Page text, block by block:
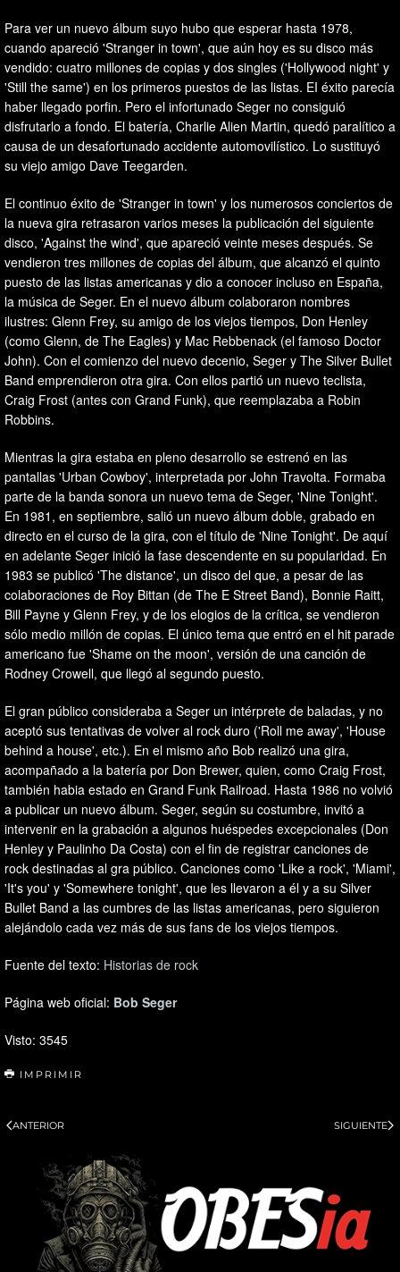
Para ver un nuevo álbum suyo hubo que esperar hasta 1978,
cuando apareció 'Stranger in town', que aún hoy es su disco más
vendido: cuatro millones de copias y dos singles ('Hollywood night' y
'Still the same') en los primeros puestos de las listas. EI éxito parecía
haber llegado porfin. Pero el infortunado Seger no consiguió
disfrutarlo a fondo. El batería, Charlie Alien Martin, quedó paralítico a
causa de un desafortunado accidente automovilístico. Lo sustituyó
su viejo amigo Dave Teegarden.
El continuo éxito de 'Stranger in town' y los numerosos conciertos de
la nueva gira retrasaron varios meses la publicación del siguiente
disco, 'Against the wind', que apareció veinte meses después. Se
vendieron tres millones de copias del álbum, que alcanzó el quinto
puesto de las listas americanas y dio a conocer incluso en España,
la música de Seger. En el nuevo álbum colaboraron nombres
ilustres: Glenn Frey, su amigo de los viejos tiempos, Don Henley
(como Glenn, de The Eagles) y Mac Rebbenack (el famoso Doctor
John). Con el comienzo del nuevo decenio, Seger y The Silver Bullet
Band emprendieron otra gira. Con ellos partió un nuevo teclista,
Craig Frost (antes con Grand Funk), que reemplazaba a Robin
Robbins.
Mientras la gira estaba en pleno desarrollo se estrenó en las
pantallas 'Urban Cowboy', interpretada por John Travolta. Formaba
parte de la banda sonora un nuevo tema de Seger, 'Nine Tonight'.
En 1981, en septiembre, salió un nuevo álbum doble, grabado en
directo en el curso de la gira, con el título de 'Nine Tonight'. De aquí
en adelante Seger inició la fase descendente en su popularidad. En
1983 se publicó 'The distance', un disco del que, a pesar de las
colaboraciones de Roy Bittan (de The E Street Band), Bonnie Raitt,
Bill Payne y Glenn Frey, y de los elogios de la crítica, se vendieron
sólo medio millón de copias. El único tema que entró en el hit parade
americano fue 'Shame on the moon', versión de una canción de
Rodney Crowell, que llegó al segundo puesto.
El gran público consideraba a Seger un intérprete de baladas, y no
aceptó sus tentativas de volver al rock duro ('Roll me away', 'House
behind a house', etc.). En el mismo año Bob realizó una gira,
acompañado a la batería por Don Brewer, quien, como Craig Frost,
también habia estado en Grand Funk Railroad. Hasta 1986 no volvió
a publicar un nuevo álbum. Seger, según su costumbre, invitó a
intervenir en la grabación a algunos huéspedes excepcionales (Don
Henley y Paulinho Da Costa) con el fin de registrar canciones de
rock destinadas al gra público. Canciones como 'Like a rock', 'Miami',
'It's you' y 'Somewhere tonight', que les llevaron a él y a su Silver
Bullet Band a las cumbres de las listas americanas, pero siguieron
alejándolo cada vez más de sus fans de los viejos tiempos.
Fuente del texto: Historias de rock
Página web oficial: Bob Seger
Visto: 3545
IMPRIMIR
ANTERIOR SIGUIENTE